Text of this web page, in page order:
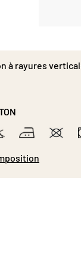
à rayures